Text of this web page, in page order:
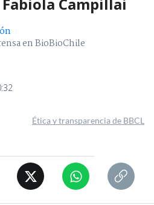
Campillai
en BioBioChile
Ética y transparencia de BBCL